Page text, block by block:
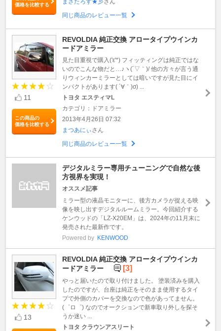
価格を比較する
同じ商品のレビュー一覧
11
この商品の
価格を比較する
REVOLDIA 純正交換 アロータイプウインカ
ードアミラー
見た目重視で購入('ε'*) フィッティングは純正ではな
いのでこんな物だと…♪ヽ(´▽｀)/ 他の方々が言う通
りウィンカーミラーとしては暗いですが見た目にイ
ンパクトがあります( ´∀｀)σ) ...
トヨタ エスティマL
カテゴリ：ドアミラー
2013年4月26日 07:32
まつあにぃさん
同じ商品のレビュー一覧
デジタルミラー専用チューニングで自然な後
方視界を実現！
オススメ記事
ミラー型の液晶モニターに、後方カメラが捉える映
像を映し出すデジタルルームミラー。今回紹介する
ケンウッドの「LZ-X20EM」は、2024年の11月末に
発売された最新作です。
Powered by KENWOOD
13
REVOLDIA 純正交換 アロータイプウインカ
ードアミラー
[3]
やっと届いたので取り付けました。 塗装済みを購入
したのですが、台座は純正をそのまま使用するタイ
プで外側のカバーを交換なので色があってません。
(゜ロ゜) なのでオークションで新車取り外しを探そ
うか迷い ...
トヨタ クラウンアスリート